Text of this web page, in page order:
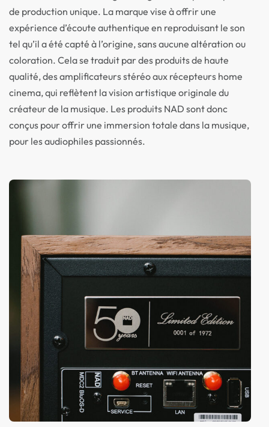
de production unique. La marque vise à offrir une
expérience d’écoute authentique en reproduisant le son
tel qu’il a été capté à l’origine, sans aucune altération ou
coloration. Cela se traduit par des produits de haute
qualité, des amplificateurs stéréo aux récepteurs home
cinema, qui reflètent la vision artistique originale du
créateur de la musique. Les produits NAD sont donc
conçus pour offrir une immersion totale dans la musique,
pour les audiophiles passionnés.